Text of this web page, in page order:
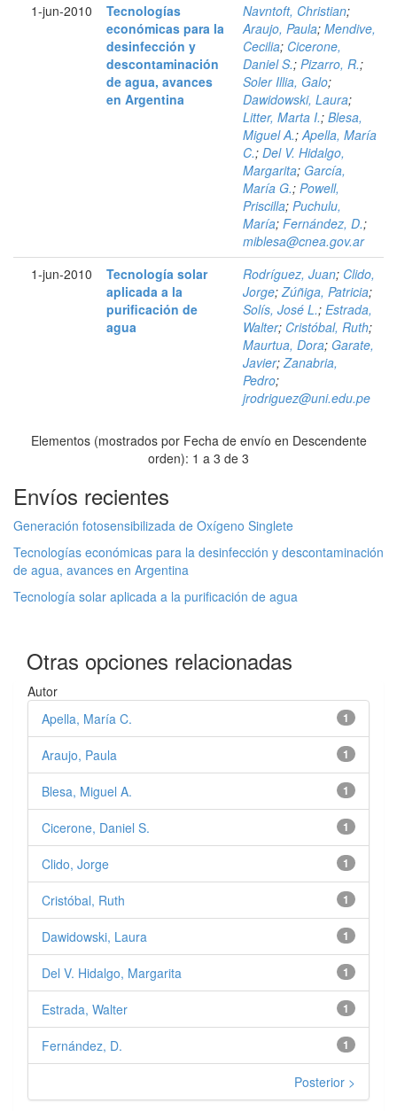
1-jun-2010
Tecnologías
económicas para la
desinfección y
descontaminación
de agua, avances
en Argentina
Navntoft, Christian;
Araujo, Paula; Mendive,
Cecilia; Cicerone,
Daniel S.; Pizarro, R.;
Soler Illia, Galo;
Dawidowski, Laura;
Litter, Marta I.; Blesa,
Miguel A.; Apella, María
C.; Del V. Hidalgo,
Margarita; García,
María G.; Powell,
Priscilla; Puchulu,
María; Fernández, D.;
miblesa@cnea.gov.ar
1-jun-2010
Tecnología solar
aplicada a la
purificación de
agua
Rodríguez, Juan; Clido,
Jorge; Zúñiga, Patricia;
Solís, José L.; Estrada,
Walter; Cristóbal, Ruth;
Maurtua, Dora; Garate,
Javier; Zanabria,
Pedro;
jrodriguez@uni.edu.pe
Elementos (mostrados por Fecha de envío en Descendente
orden): 1 a 3 de 3
Envíos recientes
Generación fotosensibilizada de Oxígeno Singlete
Tecnologías económicas para la desinfección y descontaminación
de agua, avances en Argentina
Tecnología solar aplicada a la purificación de agua
Otras opciones relacionadas
Autor
1
Apella, María C.
1
Araujo, Paula
1
Blesa, Miguel A.
1
Cicerone, Daniel S.
1
Clido, Jorge
1
Cristóbal, Ruth
1
Dawidowski, Laura
1
Del V. Hidalgo, Margarita
1
Estrada, Walter
1
Fernández, D.
Posterior >